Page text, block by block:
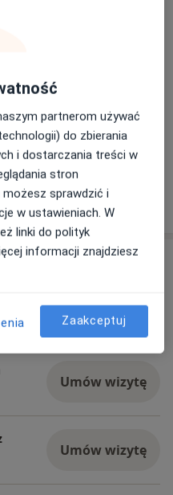
I Uroginekologia
| Ginekologia
|
Pokaż więcej aktualności (3)
Umów wizytę
Umów wizytę
Umów wizytę
partnerom używać
do zbierania
i dostarczania treści w
stron
sprawdzić i
w ustawieniach. W
linki do polityk
informacji znajdziesz
Zaakceptuj